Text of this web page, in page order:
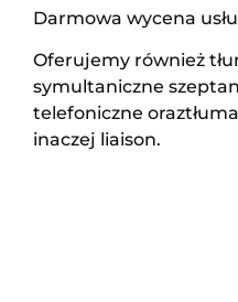
Darmowa wycena
Oferujemy również
symultaniczne
telefoniczne
inaczej liaison.